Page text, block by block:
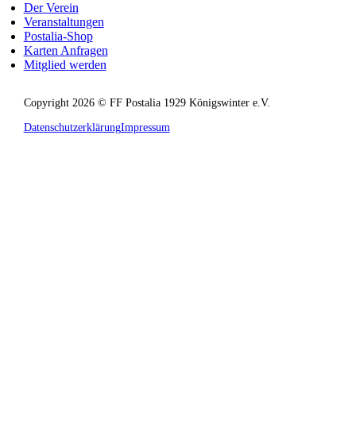
Der Verein
Veranstaltungen
Postalia-Shop
Karten Anfragen
Mitglied werden
Copyright 2026 © FF Postalia 1929 Königswinter e.V.
DatenschutzerklärungImpressum